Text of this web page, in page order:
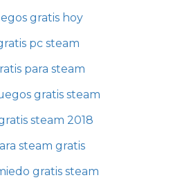
gratis hoy
pc steam
para steam
gratis steam
steam 2018
steam gratis
gratis steam